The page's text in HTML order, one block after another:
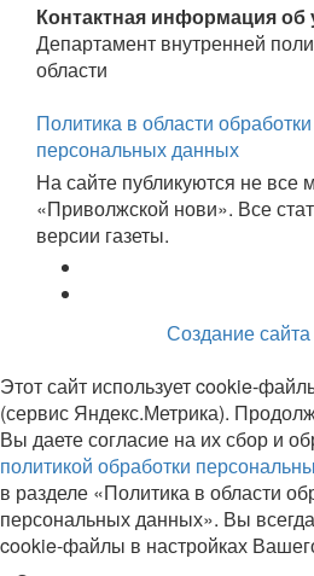
Контактная информация об
Департамент внутренней
области
Политика в области
персональных данных
На сайте публикуются не все
«Приволжской нови». Все
версии газеты.
Создание
Этот сайт использует cookie-
(сервис Яндекс.Метрика).
Вы даете согласие на их сбор и
политикой обработки
в разделе «Политика в области
персональных данных». Вы
cookie-файлы в настройках